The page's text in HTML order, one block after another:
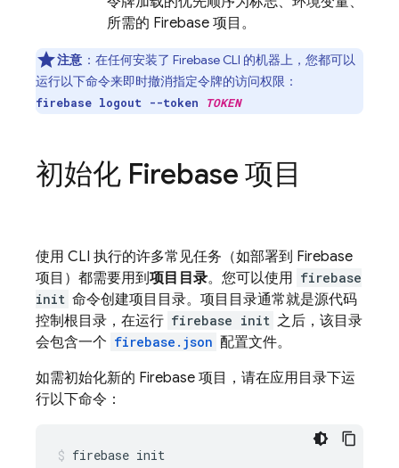
所需的 Firebase 项目。
注意 ：在任何安装了 FirebaseCLI 的机器上，您都可以
运行以下命令来即时撤消指定令牌的访问权限：
firebase logout --token TOKEN
初始化 Firebase 项目
使用 CLI 执行的许多常见任务（如部署到 Firebase
项目）都需要用到项目目录。您可以使用 firebase
init 命令创建项目目录。项目目录通常就是源代码
控制根目录，在运行 firebase init 之后，该目录
会包含一个 firebase.json 配置文件。
如需初始化新的 Firebase 项目，请在应用目录下运
行以下命令：
firebase init